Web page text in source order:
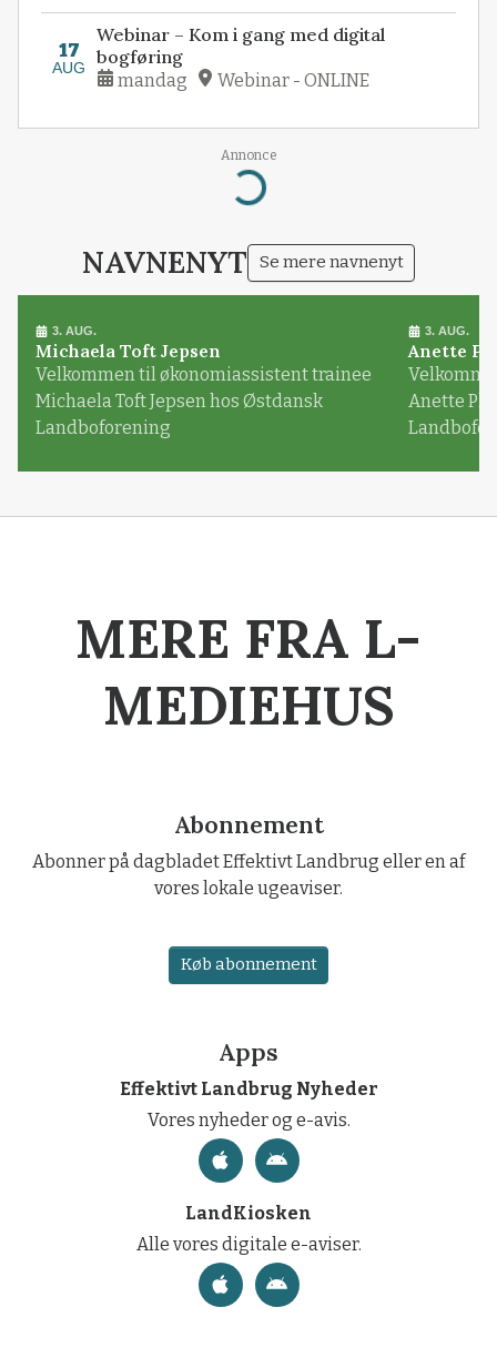
17
AUG
Webinar – Kom i gang med digital
bogføring
mandag Webinar - ONLINE
Annonce
Loading...
NAVNENYT Se mere navnenyt
3. AUG.
Michaela Toft Jepsen
Velkommen til økonomiassistent trainee
Michaela Toft Jepsen hos Østdansk
Landboforening
3. AUG.
Anette
Anette
MERE FRA L-
MEDIEHUS
Abonnement
Abonner på dagbladet Effektivt Landbrug eller en af
vores lokale ugeaviser.
Køb abonnement
Apps
Effektivt Landbrug Nyheder
Vores nyheder og e-avis.
LandKiosken
Alle vores digitale e-aviser.